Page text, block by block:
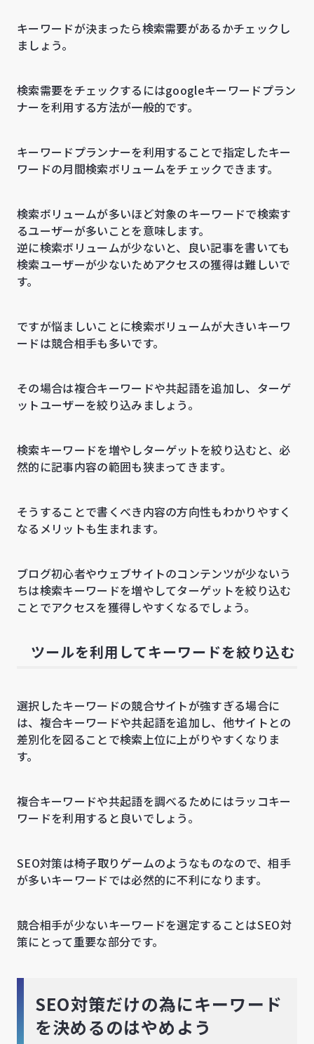
キーワードが決まったら検索需要があるかチェックし
ましょう。
検索需要をチェックするにはgoogleキーワードプラン
ナーを利用する方法が一般的です。
キーワードプランナーを利用することで指定したキー
ワードの月間検索ボリュームをチェックできます。
検索ボリュームが多いほど対象のキーワードで検索す
るユーザーが多いことを意味します。
逆に検索ボリュームが少ないと、良い記事を書いても
検索ユーザーが少ないためアクセスの獲得は難しいで
す。
ですが悩ましいことに検索ボリュームが大きいキーワ
ードは競合相手も多いです。
その場合は複合キーワードや共起語を追加し、ターゲ
ットユーザーを絞り込みましょう。
検索キーワードを増やしターゲットを絞り込むと、必
然的に記事内容の範囲も狭まってきます。
そうすることで書くべき内容の方向性もわかりやすく
なるメリットも生まれます。
ブログ初心者やウェブサイトのコンテンツが少ないう
ちは検索キーワードを増やしてターゲットを絞り込む
ことでアクセスを獲得しやすくなるでしょう。
ツールを利用してキーワードを絞り込む
選択したキーワードの競合サイトが強すぎる場合に
は、複合キーワードや共起語を追加し、他サイトとの
差別化を図ることで検索上位に上がりやすくなりま
す。
複合キーワードや共起語を調べるためにはラッコキー
ワードを利用すると良いでしょう。
SEO対策は椅子取りゲームのようなものなので、相手
が多いキーワードでは必然的に不利になります。
競合相手が少ないキーワードを選定することはSEO対
策にとって重要な部分です。
SEO対策だけの為にキーワード
を決めるのはやめよう